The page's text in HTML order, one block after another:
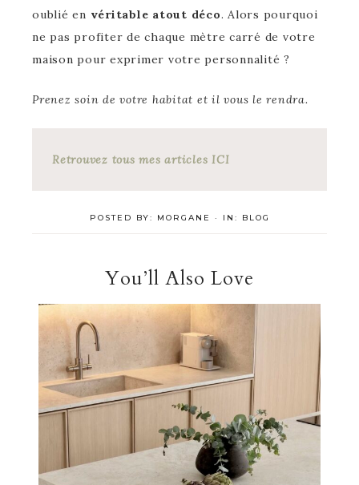
oublié en véritable atout déco. Alors pourquoi
ne pas profiter de chaque mètre carré de votre
maison pour exprimer votre personnalité ?
Prenez soin de votre habitat et il vous le rendra.
Retrouvez tous mes articles ICI
POSTED BY: MORGANE · IN: BLOG
You’ll Also Love